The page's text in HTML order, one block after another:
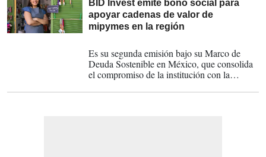
y salud.
BID Invest emite bono social para
apoyar cadenas de valor de
mipymes en la región
Es su segunda emisión bajo su Marco de
Deuda Sostenible en México, que consolida
el compromiso de la institución con la
región.